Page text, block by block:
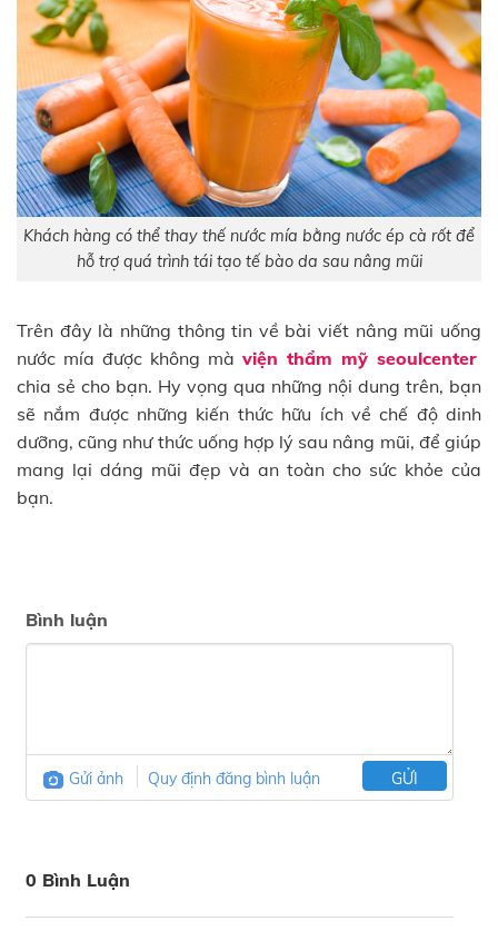
Khách hàng có thể thay thế nước mía bằng nước ép cà rốt để
hỗ trợ quá trình tái tạo tế bào da sau nâng mũi
Trên đây là những thông tin về bài viết nâng mũi uống
nước mía được không mà viện thẩm mỹ seoulcenter
chia sẻ cho bạn. Hy vọng qua những nội dung trên, bạn
sẽ nắm được những kiến thức hữu ích về chế độ dinh
dưỡng, cũng như thức uống hợp lý sau nâng mũi, để giúp
mang lại dáng mũi đẹp và an toàn cho sức khỏe của
bạn.
Bình luận
Gửi ảnh Quy định đăng bình luận GỬI
0 Bình Luận